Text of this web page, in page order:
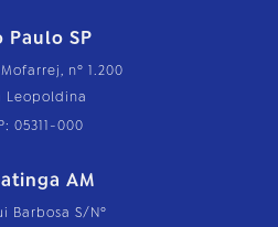
Paulo SP
nº 1.200
Leopoldina
05311-000
AM
Barbosa S/Nº